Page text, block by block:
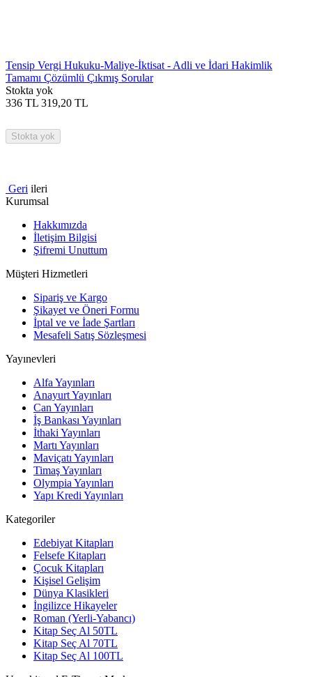
Tensip Vergi Hukuku-Maliye-İktisat - Adli ve İdari Hakimlik
Tamamı Çözümlü Çıkmış Sorular
Stokta yok
336 TL 319,20 TL
Stokta yok
Geri ileri
Kurumsal
Hakkımızda
İletişim Bilgisi
Şifremi Unuttum
Müşteri Hizmetleri
Sipariş ve Kargo
Şikayet ve Öneri Formu
İptal ve ve İade Şartları
Mesafeli Satış Sözleşmesi
Yayınevleri
Alfa Yayınları
Anayurt Yayınları
Can Yayınları
İş Bankası Yayınları
İthaki Yayınları
Martı Yayınları
Maviçatı Yayınları
Timaş Yayınları
Olympia Yayınları
Yapı Kredi Yayınları
Kategoriler
Edebiyat Kitapları
Felsefe Kitapları
Çocuk Kitapları
Kişisel Gelişim
Dünya Klasikleri
İngilizce Hikayeler
Roman (Yerli-Yabancı)
Kitap Seç Al 50TL
Kitap Seç Al 70TL
Kitap Seç Al 100TL